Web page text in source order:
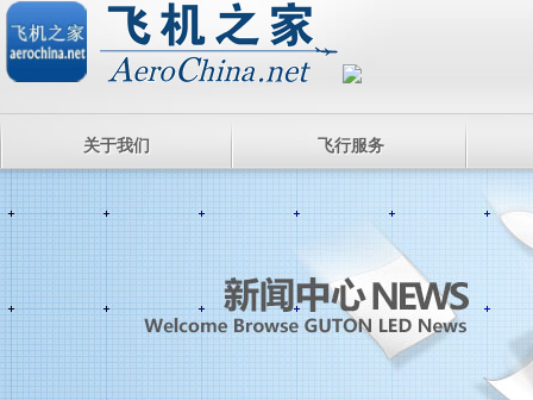
关于我们 飞行服务